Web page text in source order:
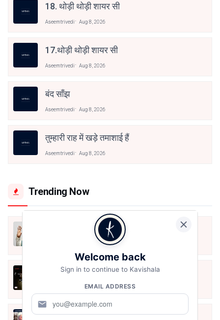
18. थोड़ी थोड़ी शायर सी
Aseemtrivedi Aug 8, 2026
17.थोड़ी थोड़ी शायर सी
Aseemtrivedi Aug 8, 2026
बंद साँझ
Aseemtrivedi Aug 8, 2026
तुम्हारी राह में खड़े तमाशाई हैं
Aseemtrivedi Aug 8, 2026
Trending Now
मैं शून्य पे सवार हूँ
अंतिम ऊँचाई - कुँवर नारायण | Stay Home
Stay Safe | TVF's Aspirants
10 Greatest Hindi Poets Of India
Welcome back
Sign in to continue to Kavishala
EMAIL ADDRESS
mail